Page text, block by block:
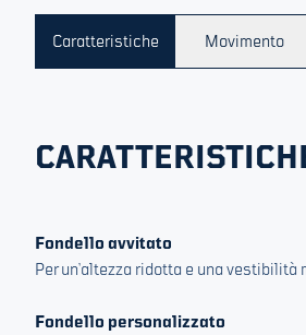
Registrati
Caratteristiche Movimento
Fondello avvitato
Per un’altezza ridotta e una
Fondello personalizzato